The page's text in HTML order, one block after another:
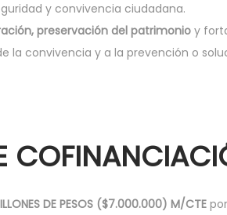
y convivencia ciudadana.
preservación del patrimonio y
la convivencia y a la prevención o
DE PESOS ($7.000.000) M/CTE